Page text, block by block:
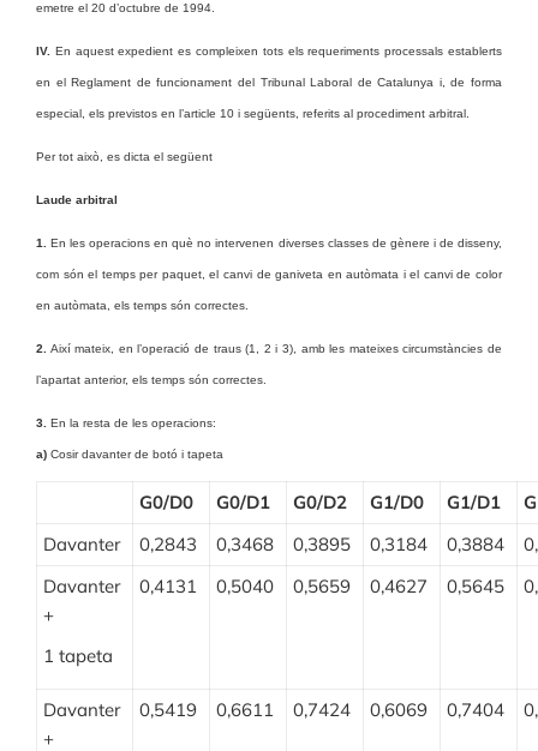
emetre el 20 d’octubre de 1994.
IV. En aquest expedient es compleixen tots els requeriments processals establerts
en el Reglament de funcionament del Tribunal Laboral de Catalunya i, de forma
especial, els previstos en l’article 10 i següents, referits al procediment arbitral.
Per tot això, es dicta el següent
Laude arbitral
1. En les operacions en què no intervenen diverses classes de gènere i de disseny,
com són el temps per paquet, el canvi de ganiveta en autòmata i el canvi de color
en autòmata, els temps són correctes.
2. Així mateix, en l’operació de traus (1, 2 i 3), amb les mateixes circumstàncies de
l’apartat anterior, els temps són correctes.
3. En la resta de les operacions:
a) Cosir davanter de botó i tapeta
G0/D0 G0/D1 G0/D2 G1/D0 G1/D1
Davanter
0,2843 0,3468 0,3895 0,3184 0,3884
Davanter
+
1 tapeta
0,4131 0,5040 0,5659 0,4627 0,5645
Davanter
+
0,5419 0,6611 0,7424 0,6069 0,7404